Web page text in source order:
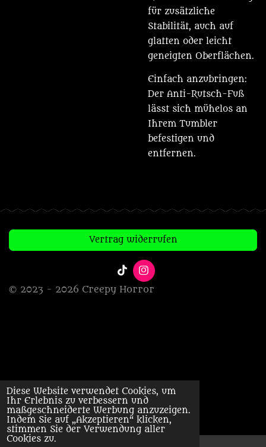
Diese Website verwendet Cookies, um
Ihr Erlebnis zu verbessern und
maßgeschneiderte Werbung anzuzeigen.
Indem Sie auf „Akzeptieren“ klicken,
stimmen Sie der Verwendung aller
Cookies zu.
für zusätzliche
Stabilität, auch auf
glatten oder leicht
geneigten Oberflächen.
Einfach anzubringen:
Der Anti-Rutsch-Fuß
lässt sich mühelos an
Ihrem Tumbler
befestigen und
entfernen.
Vertrag widerrufen
T
i
k
I
n
s
© 2023 - 2026 Creepy Horror